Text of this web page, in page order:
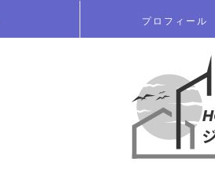
プロフィール